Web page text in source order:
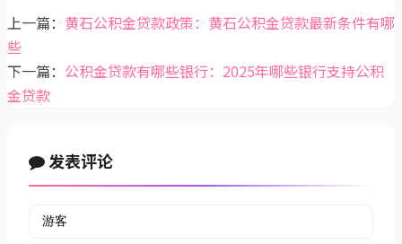
上一篇： 黄石公积金贷款政策：黄石公积金贷款最新条件有哪
些
下一篇： 公积金贷款有哪些银行：2025年哪些银行支持公积
金贷款
发表评论